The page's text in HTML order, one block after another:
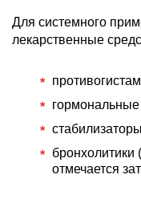
Для системного
лекарственные
бронхолитики
отмечается